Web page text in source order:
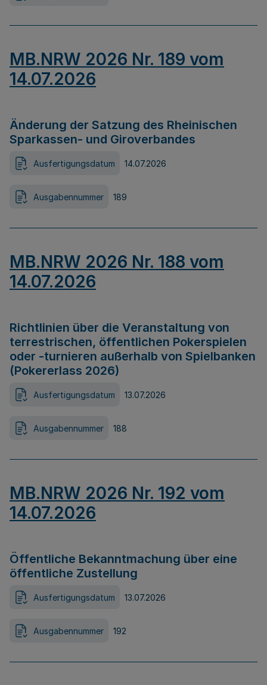
MB.NRW 2026 Nr. 189 vom
14.07.2026
Änderung der Satzung des Rheinischen
Sparkassen- und Giroverbandes
Ausfertigungsdatum 14.07.2026
Ausgabennummer 189
MB.NRW 2026 Nr. 188 vom
14.07.2026
Richtlinien über die Veranstaltung von
terrestrischen, öffentlichen Pokerspielen
oder -turnieren außerhalb von Spielbanken
(Pokererlass 2026)
Ausfertigungsdatum 13.07.2026
Ausgabennummer 188
MB.NRW 2026 Nr. 192 vom
14.07.2026
Öffentliche Bekanntmachung über eine
öffentliche Zustellung
Ausfertigungsdatum 13.07.2026
Ausgabennummer 192